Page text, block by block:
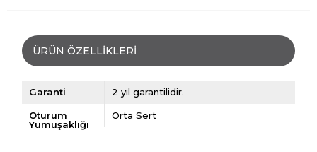
ÜRÜN ÖZELLIKLERI
Garanti 2 yıl garantilidir.
Oturum
Yumuşaklığı
Orta Sert